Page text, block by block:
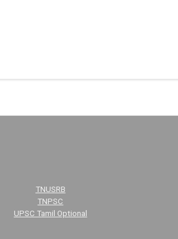
TNUSRB
TNPSC
UPSC Tamil Optional